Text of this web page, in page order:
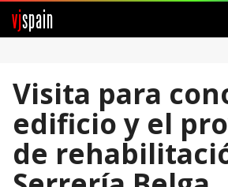
vjspain
Foros
Noticias
Vjspain
Visita para
edificio y el
de